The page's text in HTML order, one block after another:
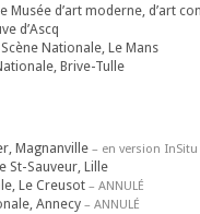
Musée d’art moderne, d’art
d’Ascq
Nationale, Le Mans
Brive-Tulle
Magnanville – en version InSitu
St-Sauveur, Lille
Le Creusot – ANNULÉ
Annecy – ANNULÉ